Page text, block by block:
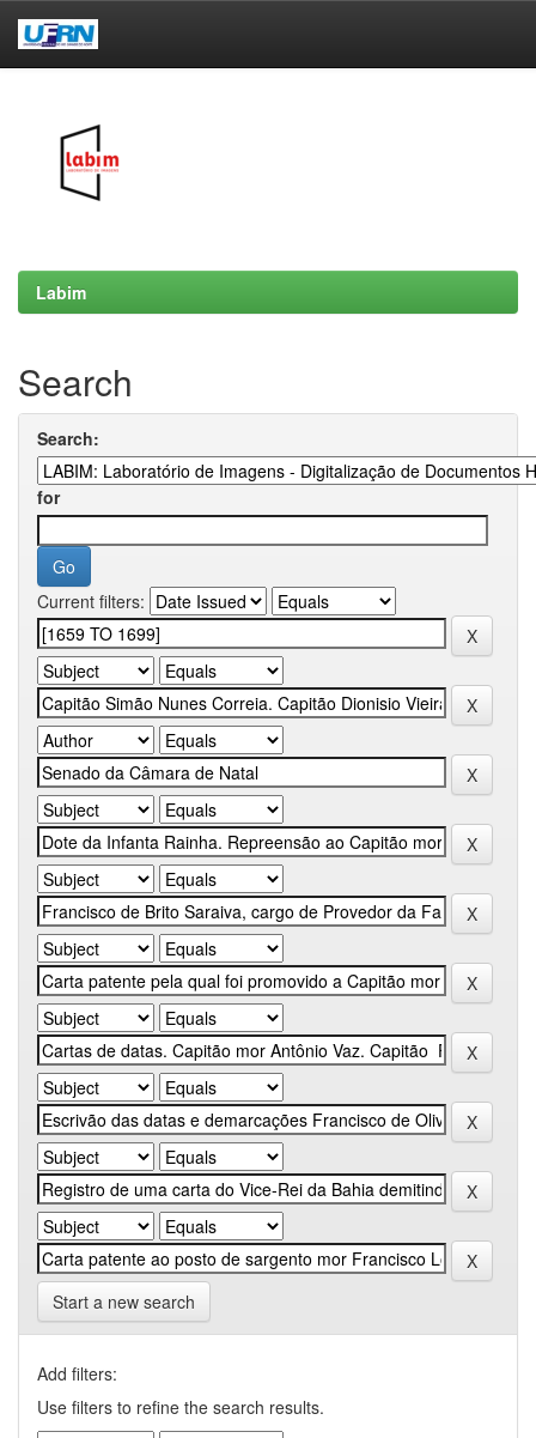
Labim
Search
Search:
for
Current filters:
Start a new search
Add filters:
Use filters to refine the search results.